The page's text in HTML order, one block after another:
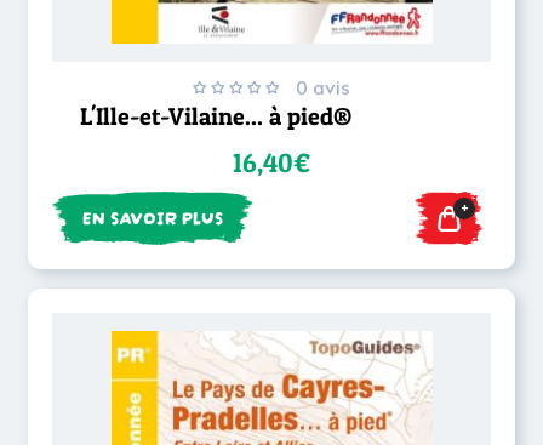
0 avis
L'Ille-et-Vilaine... à pied®
16,40€
EN SAVOIR PLUS +